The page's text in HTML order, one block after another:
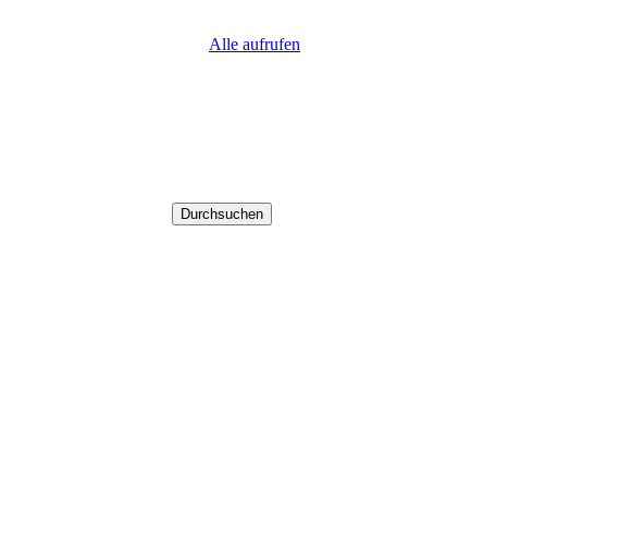
Alle aufrufen
Durchsuchen